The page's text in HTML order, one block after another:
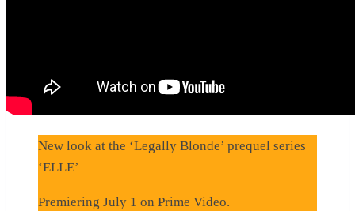
New look at the ‘Legally Blonde’ prequel series
‘ELLE’
Premiering July 1 on Prime Video.